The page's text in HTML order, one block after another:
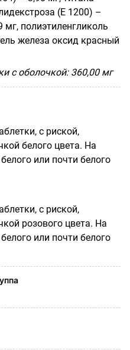
(Е 1200) –
мг, полиэтиленгликоль
железа оксид красный
с оболочкой: 360,00 мг
с риской,
белого цвета. На
или почти белого
с риской,
розового цвета. На
или почти белого